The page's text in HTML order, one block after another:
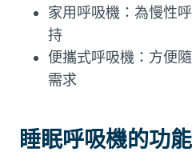
家用呼吸機：為慢性
持
便攜式呼吸機：方便
需求
睡眠呼吸機的功